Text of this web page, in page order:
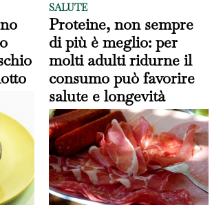
SALUTE
Proteine, non sempre
di più è meglio: per
molti adulti ridurne il
consumo può favorire
salute e longevità